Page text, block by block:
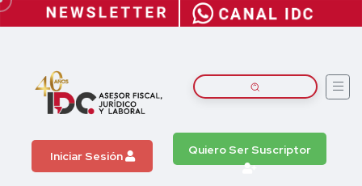
Iniciar Sesión Quiero Ser Suscriptor